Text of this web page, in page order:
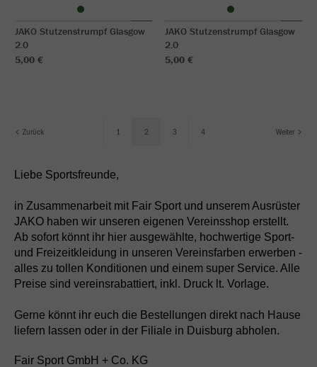
JAKO Stutzenstrumpf Glasgow
2.0
5,00 €
JAKO Stutzenstrumpf Glasgow
2.0
5,00 €
Zurück 1 2 3 4 Weiter
Liebe Sportsfreunde,
in Zusammenarbeit mit Fair Sport und unserem Ausrüster
JAKO haben wir unseren eigenen Vereinsshop erstellt.
Ab sofort könnt ihr hier ausgewählte, hochwertige Sport-
und Freizeitkleidung in unseren Vereinsfarben erwerben -
alles zu tollen Konditionen und einem super Service. Alle
Preise sind vereinsrabattiert, inkl. Druck lt. Vorlage.
Gerne könnt ihr euch die Bestellungen direkt nach Hause
liefern lassen oder in der Filiale in Duisburg abholen.
Fair Sport GmbH + Co. KG